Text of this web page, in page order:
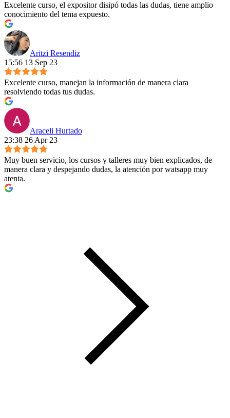
Excelente curso, el expositor disipó todas las dudas, tiene amplio
conocimiento del tema expuesto.
Aritzi Resendiz
15:56 13 Sep 23
Excelente curso, manejan la información de manera clara
resolviendo todas tus dudas.
Araceli Hurtado
23:38 26 Apr 23
Muy buen servicio, los cursos y talleres muy bien explicados, de
manera clara y despejando dudas, la atención por watsapp muy
atenta.